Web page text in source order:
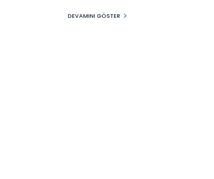
DEVAMINI GÖSTER